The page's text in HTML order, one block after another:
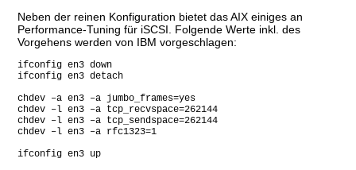
Neben der reinen Konfiguration bietet das AIX einiges an
Performance-Tuning für iSCSI. Folgende Werte inkl. des
Vorgehens werden von IBM vorgeschlagen:
ifconfig en3 down
ifconfig en3 detach
chdev –a en3 –a jumbo_frames=yes
chdev –l en3 –a tcp_recvspace=262144
chdev –l en3 –a tcp_sendspace=262144
chdev –l en3 –a rfc1323=1
ifconfig en3 up